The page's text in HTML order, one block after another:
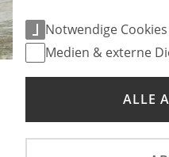
VIDEO DRX2
Notwendige Cookies
Medien & externe
ALLE